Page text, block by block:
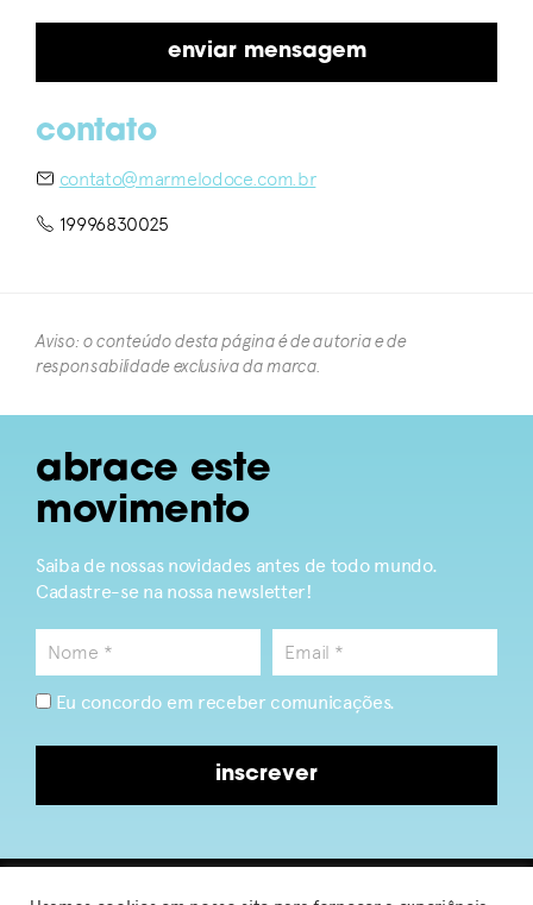
contato
contato@marmelodoce.com.br
19996830025
Aviso: o conteúdo desta página é de autoria e de
responsabilidade exclusiva da marca.​
abrace este
movimento
Saiba de nossas novidades antes de todo mundo.
Cadastre-se na nossa newsletter!
Eu concordo em receber comunicações.
inscrever